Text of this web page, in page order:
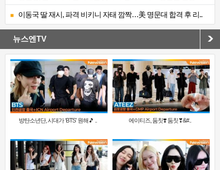
이동국 딸 재시, 파격 비키니 자태 깜짝…美 명문대 합격 후 리..
뉴스엔TV
방탄소년단, 시대가 ‘BTS’ 원해🎵 .. 에이티즈, 둠칫❣️ 둠칫❣&#..